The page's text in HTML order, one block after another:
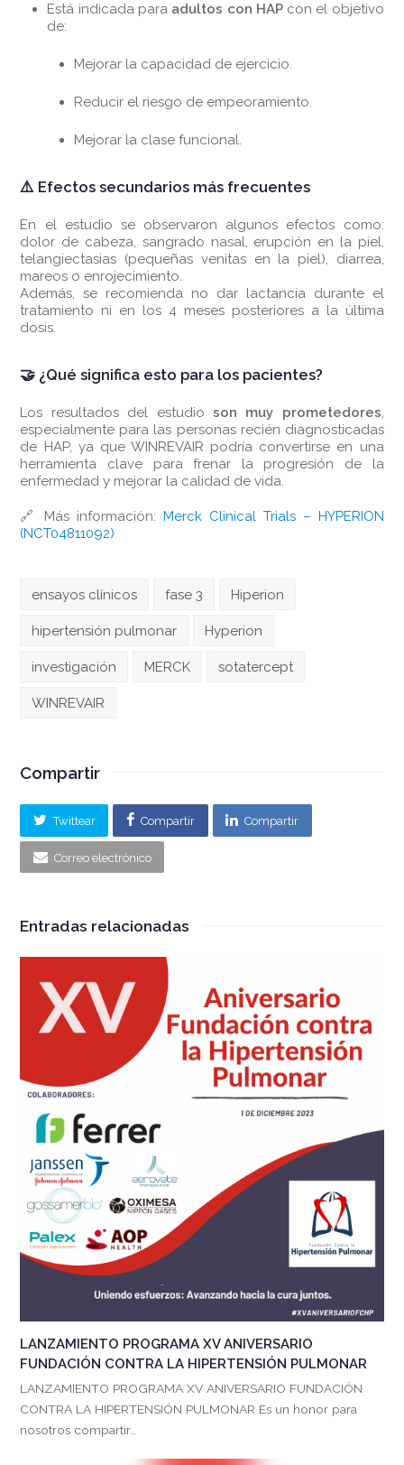
Está indicada para adultos con HAPcon el objetivo
de:
Mejorar la capacidad de ejercicio.
Reducir el riesgo de empeoramiento.
Mejorar la clase funcional.
⚠️ Efectos secundarios más frecuentes
En el estudio se observaron algunos efectos como:
dolor de cabeza, sangrado nasal, erupción en la piel,
telangiectasias (pequeñas venitas en la piel), diarrea,
mareos o enrojecimiento.
Además, se recomienda no dar lactancia durante el
tratamiento ni en los 4 meses posteriores a la última
dosis.
🤝 ¿Qué significa esto para los pacientes?
Los resultados del estudio son muy prometedores,
especialmente para las personas recién diagnosticadas
de HAP, ya que WINREVAIR podría convertirse en una
herramienta clave para frenar la progresión de la
enfermedad y mejorar la calidad de vida.
🔗 Más información: Merck Clinical Trials – HYPERION
(NCT04811092)
ensayos clínicos fase 3 Hiperion
hipertensión pulmonar Hyperion
investigación MERCK sotatercept
WINREVAIR
Compartir
Twittear Compartir Compartir
Correo electrónico
Entradas relacionadas
LANZAMIENTO PROGRAMA XV ANIVERSARIO
FUNDACIÓN CONTRA LA HIPERTENSIÓN PULMONAR
LANZAMIENTO PROGRAMA XV ANIVERSARIO FUNDACIÓN
CONTRA LA HIPERTENSIÓN PULMONAR Es un honor para
nosotros compartir…